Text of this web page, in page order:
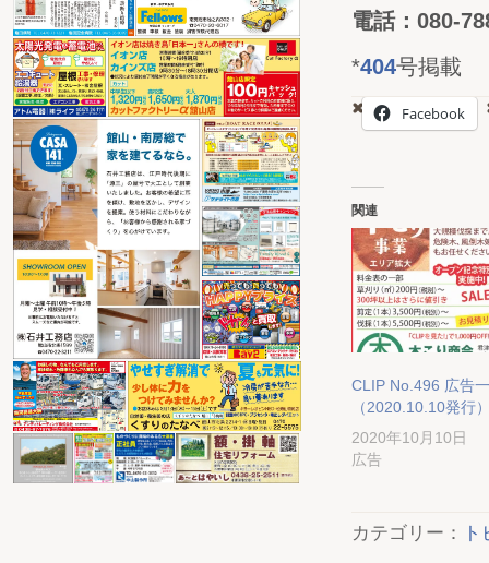
電話：080-
*404号掲載
Facebook
関連
CLIP No.496 広告
（2020.10.10発行
2020年10月10日
広告
カテゴリー：